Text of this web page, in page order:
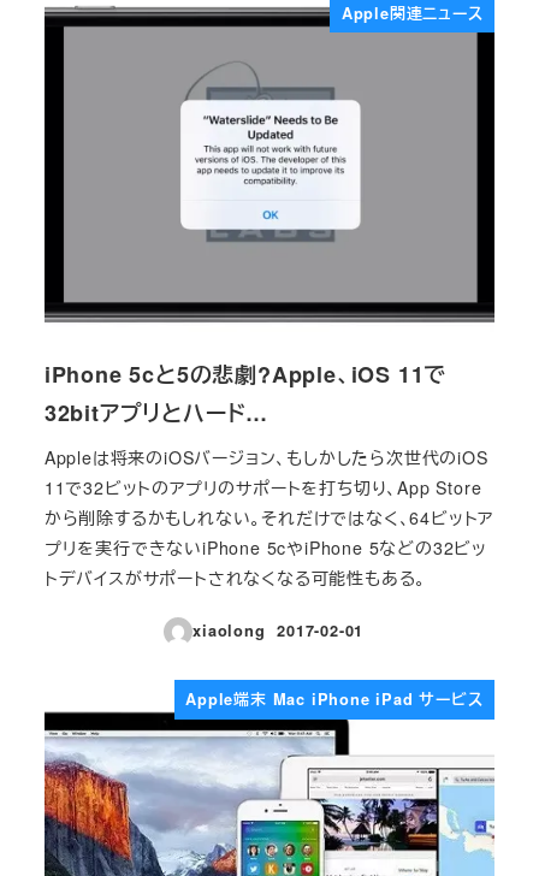
Apple関連ニュース
iPhone 5cと5の悲劇?Apple、iOS 11で
32bitアプリとハード…
Appleは将来のiOSバージョン、もしかしたら次世代のiOS
11で32ビットのアプリのサポートを打ち切り、App Store
から削除するかもしれない。それだけではなく、64ビットア
プリを実行できないiPhone 5cやiPhone 5などの32ビッ
トデバイスがサポートされなくなる可能性もある。
xiaolong
投稿日
2017-02-01
Apple端末 Mac iPhone iPad サービス